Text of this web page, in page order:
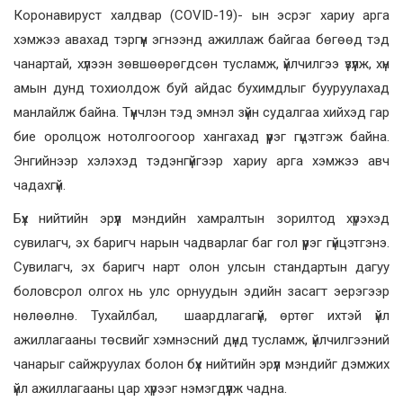
Коронавируст халдвар (COVID-19)- ын эсрэг хариу арга
хэмжээ авахад тэргүүн эгнээнд ажиллаж байгаа бөгөөд тэд
чанартай, хүлээн зөвшөөрөгдсөн тусламж, үйлчилгээ үзүүлж, хүн
амын дунд тохиолдож буй айдас бухимдлыг бууруулахад
манлайлж байна. Түүнчлэн тэд эмнэл зүйн судалгаа хийхэд гар
бие оролцож нотолгоогоор хангахад үүрэг гүцэтгэж байна.
Энгийнээр хэлэхэд тэдэнгүйгээр хариу арга хэмжээ авч
чадахгүй.
Бүх нийтийн эрүүл мэндийн хамралтын зорилтод хүрэхэд
сувилагч, эх баригч нарын чадварлаг баг гол үүрэг гүйцэтгэнэ.
Сувилагч, эх баригч нарт олон улсын стандартын дагуу
боловсрол олгох нь улс орнуудын эдийн засагт эерэгээр
нөлөөлнө. Тухайлбал, шаардлагагүй, өртөг ихтэй үйл
ажиллагааны төсвийг хэмнэсний дүнд тусламж, үйлчилгээний
чанарыг сайжруулах болон бүх нийтийн эрүүл мэндийг дэмжих
үйл ажиллагааны цар хүрээг нэмэгдүүлж чадна.